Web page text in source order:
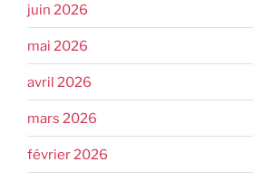
juin 2026
mai 2026
avril 2026
mars 2026
février 2026